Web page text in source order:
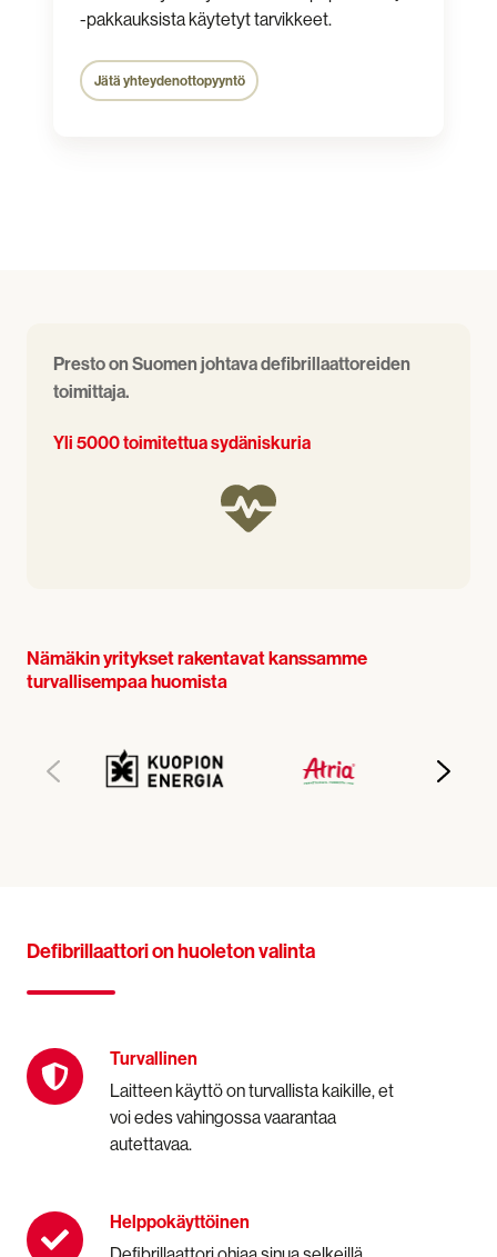
-pakkauksista käytetyt tarvikkeet.
Jätä yhteydenottopyyntö
Presto on Suomen johtava defibrillaattoreiden
toimittaja.
Yli 5000 toimitettua sydäniskuria
Nämäkin yritykset rakentavat kanssamme
turvallisempaa huomista
Defibrillaattori on huoleton valinta
Turvallinen
Laitteen käyttö on turvallista kaikille, et
voi edes vahingossa vaarantaa
autettavaa.
Turvallinen
Helppokäyttöinen
Helppokäyttöinen